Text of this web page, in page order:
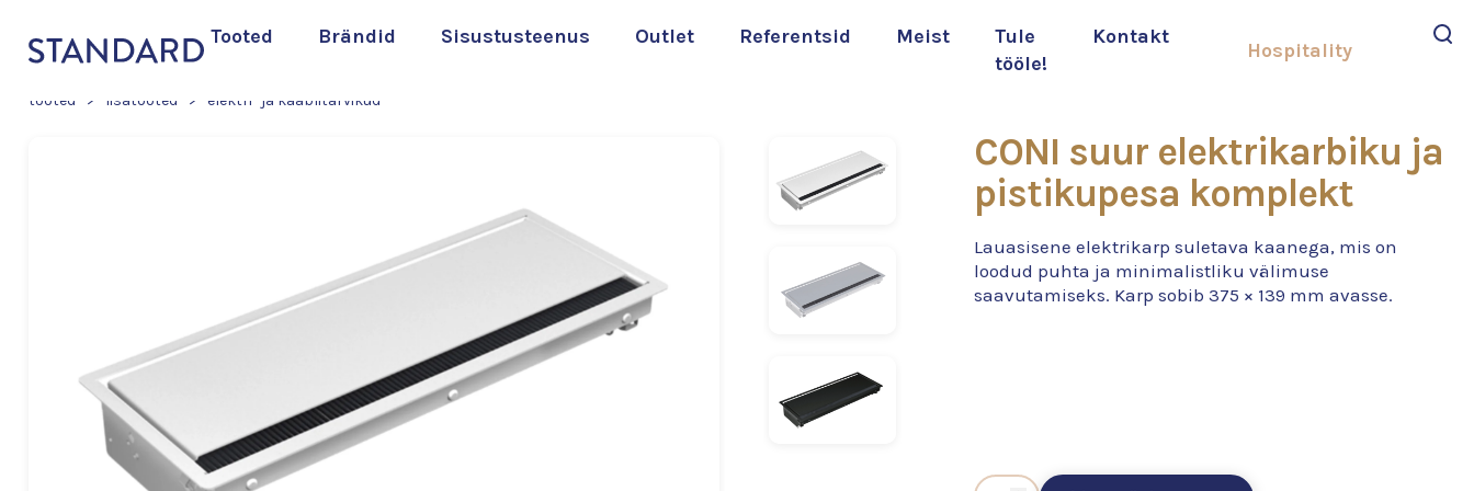
Tooted Brändid Sisustusteenus Outlet Referentsid Meist
Tule
tööle!
Kontakt
Hospitality
tooted > lisatooted > elektri- ja kaablitarvikud
CONI suur elektrikarbiku ja
pistikupesa komplekt
Lauasisene elektrikarp suletava kaanega, mis on
loodud puhta ja minimalistliku välimuse
saavutamiseks. Karp sobib 375 × 139 mm avasse.